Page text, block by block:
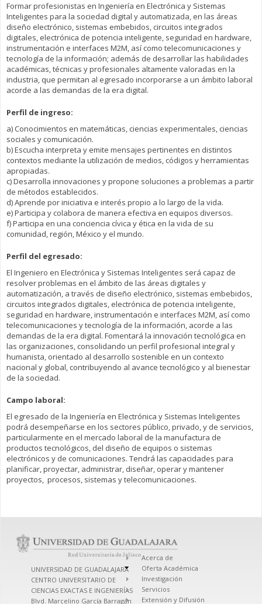
Formar profesionistas en Ingeniería en Electrónica y Sistemas
Inteligentes para la sociedad digital y automatizada, en las áreas
diseño electrónico, sistemas embebidos, circuitos integrados
digitales, electrónica de potencia inteligente, seguridad en hardware,
instrumentación e interfaces M2M, así como telecomunicaciones y
tecnología de la información; además de desarrollar las habilidades
académicas, técnicas y profesionales altamente valoradas en la
industria, que permitan al egresado incorporarse a un ámbito laboral
acorde a las demandas de la era digital.
Perfil de ingreso:
a) Conocimientos en matemáticas, ciencias experimentales, ciencias
sociales y comunicación.
b) Escucha interpreta y emite mensajes pertinentes en distintos
contextos mediante la utilización de medios, códigos y herramientas
apropiadas.
c) Desarrolla innovaciones y propone soluciones a problemas a partir
de métodos establecidos.
d) Aprende por iniciativa e interés propio a lo largo de la vida.
e) Participa y colabora de manera efectiva en equipos diversos.
f) Participa en una conciencia cívica y ética en la vida de su
comunidad, región, México y el mundo.
Perfil del egresado:
El Ingeniero en Electrónica y Sistemas Inteligentes será capaz de
resolver problemas en el ámbito de las áreas digitales y
automatización, a través de diseño electrónico, sistemas embebidos,
circuitos integrados digitales, electrónica de potencia inteligente,
seguridad en hardware, instrumentación e interfaces M2M, así como
telecomunicaciones y tecnología de la información, acorde a las
demandas de la era digital. Fomentará la innovación tecnológica en
las organizaciones, consolidando un perfil profesional integral y
humanista, orientado al desarrollo sostenible en un contexto
nacional y global, contribuyendo al avance tecnológico y al bienestar
de la sociedad.
Campo laboral:
El egresado de la Ingeniería en Electrónica y Sistemas Inteligentes
podrá desempeñarse en los sectores público, privado, y de servicios,
particularmente en el mercado laboral de la manufactura de
productos tecnológicos, del diseño de equipos o sistemas
electrónicos y de comunicaciones. Tendrá las capacidades para
planificar, proyectar, administrar, diseñar, operar y mantener
proyectos, procesos, sistemas y telecomunicaciones.
UNIVERSIDAD DE GUADALAJARA
CENTRO UNIVERSITARIO DE
CIENCIAS EXACTAS E INGENIERÍAS
Blvd. Marcelino García Barragán
Acerca de
Oferta Académica
Investigación
Servicios
Extensión y Difusión